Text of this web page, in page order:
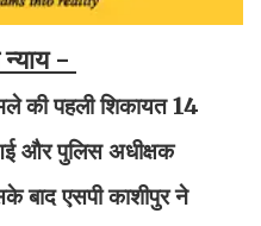
न्याय -
की पहली शिकायत 14
और पुलिस अधीक्षक
बाद एसपी काशीपुर ने